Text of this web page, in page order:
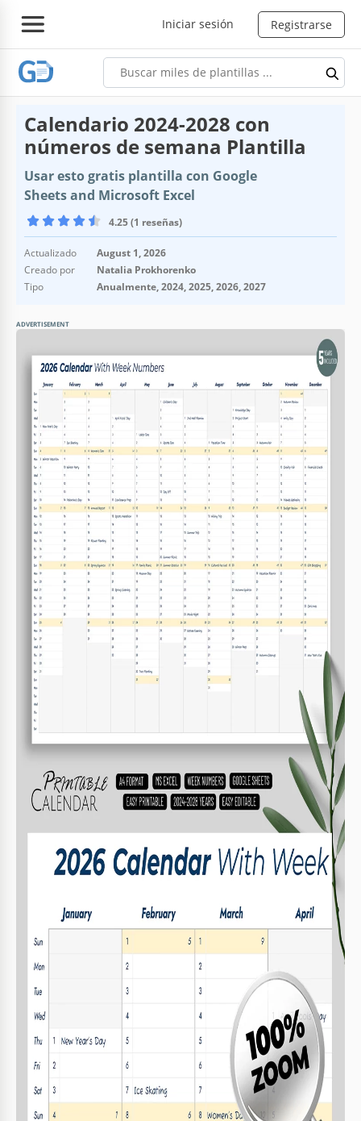
Iniciar sesión Registrarse
Calendario 2024-2028 con
números de semana Plantilla
Usar esto gratis plantilla con Google
Sheets and Microsoft Excel
4.25 (1 reseñas)
Actualizado
August 1, 2026
Creado por
Natalia Prokhorenko
Tipo
Anualmente, 2024, 2025, 2026, 2027
ADVERTISEMENT
Especificaciones de la plantilla
Formato
Google Sheets, Microsoft Excel
Creado
December 6, 2024
Última actualización
August 1, 2026
Comunidad
Añadido a colecciones por 20 Usuarios
Estadísticas de uso
61 descargas este mes
Características clave de esta plantilla
Período Anualmente Calendario Plantillas
Año
2024 Calendario Plantillas
2025 Calendario Plantillas
,2026 Calendario Plantillas,2027 Calendario
Plantillas
Sobre esta plantilla
Consulte nuestra Plantilla de Calendario 2024-2028 con
Números de Semana. Cada año tiene una hoja separada en
formatos de Google Sheets y Excel, y la plantilla es fácil de
usar; no se requieren habilidades adicionales o software.
Opción Formal y Sencilla para Cualquier Tarea
¿Necesita hacer un plan de trabajo o desea escribir las
notas necesarias en un solo lugar? ¿Necesita un calendario
laboral o doméstico? Estecalendario anual es imprimible
rellenable y editable. Puede dejar cualquier nota aquí,
cambiar los colores del diseño e incluso imprimirlo en
tamaño A4.
Estructura Conveniente para el Uso Diario
Esta
plantilla de calendario gratuita
utiliza un arreglo
horizontal de meses y un diseño vertical de días de la
semana y campos para sus notas. Los domingos están
marcados adicionalmente en amarillo para que sea más
fácil encontrar los días que necesita.
El calendario está alineado hasta 2028, por lo que no tendrá
que pensar en reemplazarlo pronto. ¡También puede
encontrar fácilmente laplantilla de calendario en Google
Slides
y otros formatos en nuestro sitio web!